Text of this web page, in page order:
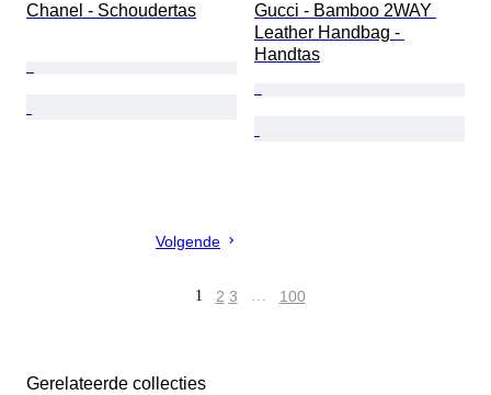
Chanel - Schoudertas
Gucci - Bamboo 2WAY
Leather Handbag -
Handtas
Volgende
1 2 3 … 100
Gerelateerde collecties